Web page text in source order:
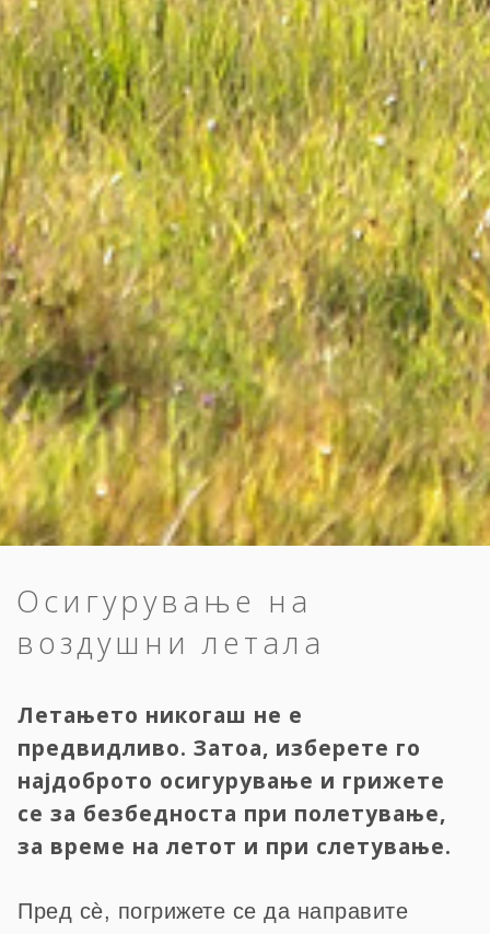
Осигурување на
воздушни летала
Летањето никогаш не е
предвидливо. Затоа, изберете го
најдоброто осигурување и грижете
се за безбедноста при полетување,
за време на летот и при слетување.
Пред сѐ, погрижете се да направите